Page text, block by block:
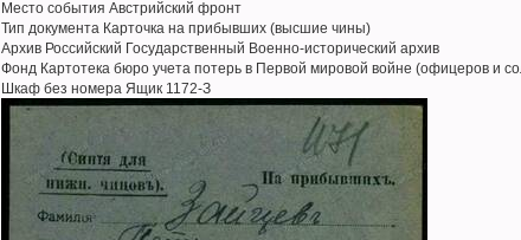
Место события Австрийский фронт
Тип документа Карточка на прибывших (высшие чины)
Архив Российский Государственный Военно-исторический архив
Фонд Картотека бюро учета потерь в Первой мировой войне (офицеров и
Шкаф без номера Ящик 1172-З